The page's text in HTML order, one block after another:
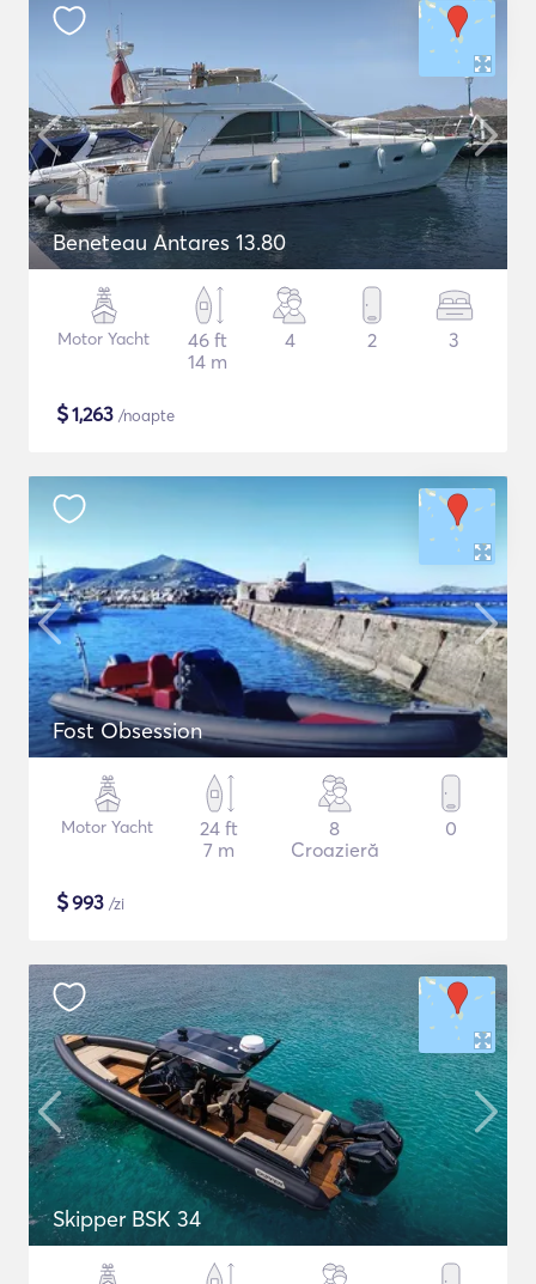
Beneteau Antares 13.80
Motor Yacht
46 ft
14 m
4 2 3
$1,263 /noapte
Fost Obsession
Motor Yacht
24 ft
7 m
8
Croazieră
0
$993 /zi
Skipper BSK 34